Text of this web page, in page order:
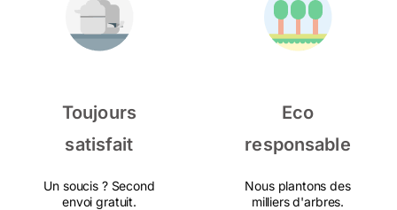
Toujours
satisfait
Un soucis ? Second
envoi gratuit.
Eco
responsable
Nous plantons des
milliers d'arbres.